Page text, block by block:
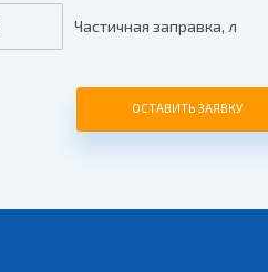
Частичная заправка, л
ОСТАВИТЬ ЗАЯВКУ